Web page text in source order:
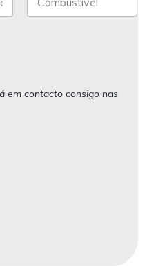
em contacto consigo nas